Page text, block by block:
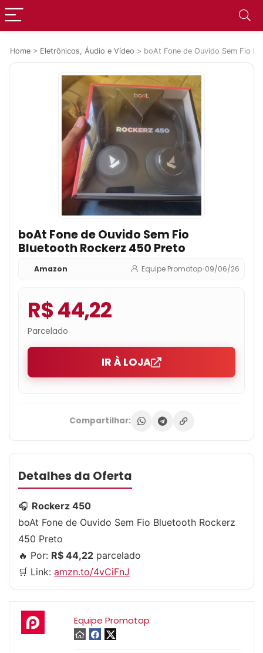
Home > Eletrônicos, Áudio e Vídeo > boAt Fone de Ouvido Sem Fio
boAt Fone de Ouvido Sem Fio
Bluetooth Rockerz 450 Preto
Amazon Equipe Promotop•09/06/26
R$ 44,22
Parcelado
IR À LOJA
Compartilhar:
Detalhes da Oferta
🎧 Rockerz 450
boAt Fone de Ouvido Sem Fio Bluetooth Rockerz
450 Preto
🔥 Por: R$ 44,22 parcelado
🛒 Link: amzn.to/4vCiFnJ
Equipe Promotop